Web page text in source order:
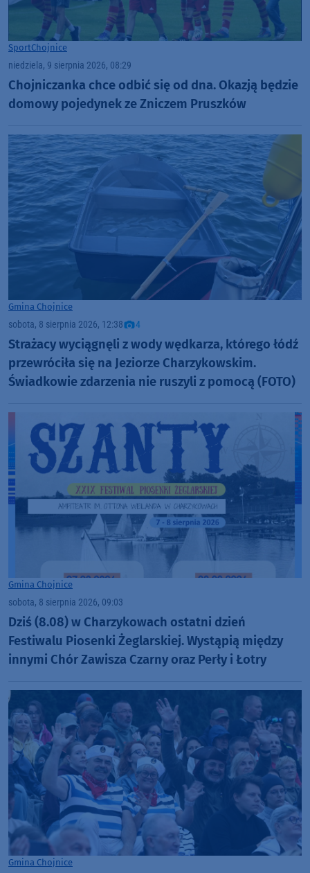
SportChojnice
niedziela, 9 sierpnia 2026, 08:29
Chojniczanka chce odbić się od dna. Okazją będzie
domowy pojedynek ze Zniczem Pruszków
Gmina Chojnice
sobota, 8 sierpnia 2026, 12:38 4
Strażacy wyciągnęli z wody wędkarza, którego łódź
przewróciła się na Jeziorze Charzykowskim.
Świadkowie zdarzenia nie ruszyli z pomocą (FOTO)
Gmina Chojnice
sobota, 8 sierpnia 2026, 09:03
Dziś (8.08) w Charzykowach ostatni dzień
Festiwalu Piosenki Żeglarskiej. Wystąpią między
innymi Chór Zawisza Czarny oraz Perły i Łotry
Gmina Chojnice